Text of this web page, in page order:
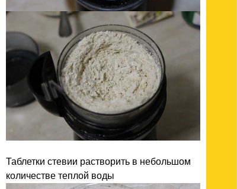
Таблетки стевии растворить в небольшом
количестве теплой воды